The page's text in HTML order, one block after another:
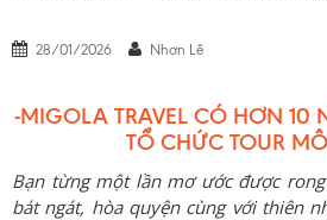
28/01/2026 Nhơn Lê
-MIGOLA TRAVEL CÓ HƠN 10
TỔ CHỨC TOUR
Bạn từng một lần mơ ước được
bát ngát, hòa quyện cùng với thiên